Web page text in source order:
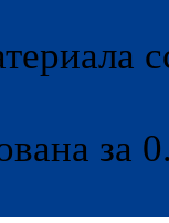
за